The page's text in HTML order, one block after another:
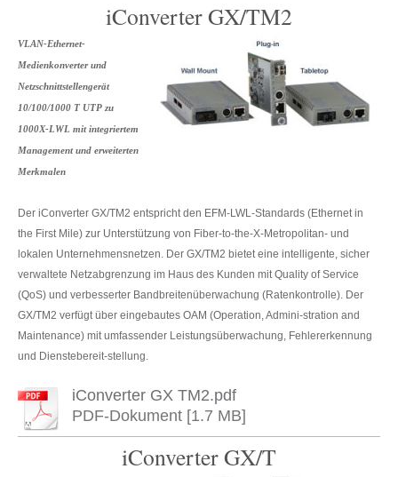
iConverter GX/TM2
VLAN-Ethernet-
Medienkonverter und
Netzschnittstellengerät
10/100/1000 T UTP zu
1000X-LWL mit integriertem
Management und erweiterten
Merkmalen
Der iConverter GX/TM2 entspricht den EFM-LWL-Standards (Ethernet in
the First Mile) zur Unterstützung von Fiber-to-the-X-Metropolitan- und
lokalen Unternehmensnetzen. Der GX/TM2 bietet eine intelligente, sicher
verwaltete Netzabgrenzung im Haus des Kunden mit Quality of Service
(QoS) und verbesserter Bandbreitenüberwachung (Ratenkontrolle). Der
GX/TM2 verfügt über eingebautes OAM (Operation, Admini-stration and
Maintenance) mit umfassender Leistungsüberwachung, Fehlererkennung
und Dienstebereit-stellung.
iConverter GX TM2.pdf
PDF-Dokument [1.7 MB]
iConverter GX/T